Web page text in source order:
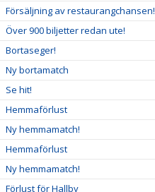
Försäljning av restaurangchansen!
Över 900 biljetter redan ute!
Bortaseger!
Ny bortamatch
Se hit!
Hemmaförlust
Ny hemmamatch!
Hemmaförlust
Ny hemmamatch!
Förlust för Hallby